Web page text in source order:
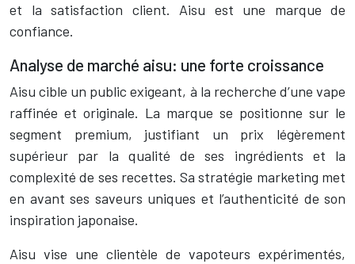
et la satisfaction client. Aisu est une marque de
confiance.
Analyse de marché aisu: une forte croissance
Aisu cible un public exigeant, à la recherche d’une vape
raffinée et originale. La marque se positionne sur le
segment premium, justifiant un prix légèrement
supérieur par la qualité de ses ingrédients et la
complexité de ses recettes. Sa stratégie marketing met
en avant ses saveurs uniques et l’authenticité de son
inspiration japonaise.
Aisu vise une clientèle de vapoteurs expérimentés,